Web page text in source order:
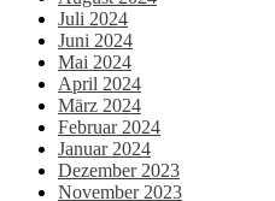
Juli 2024
Juni 2024
Mai 2024
April 2024
März 2024
Februar 2024
Januar 2024
Dezember 2023
November 2023